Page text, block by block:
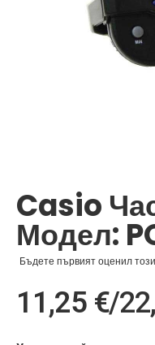
на
галерия
със
снимки
Casio
Модел:
Бъдете първият оценил
11,25 €/